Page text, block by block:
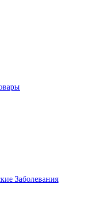
Заболевания